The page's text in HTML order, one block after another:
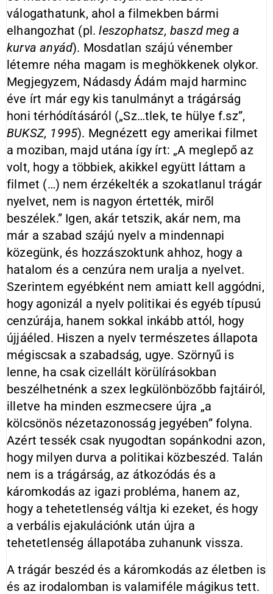
válogathatunk, ahol a filmekben bármi
elhangozhat (pl.leszophatsz, baszd meg a
kurva anyád). Mosdatlan szájú vénember
létemre néha magam is meghökkenek olykor.
Megjegyzem, Nádasdy Ádám majd harminc
éve írt már egy kis tanulmányt a trágárság
honi térhódításáról („Sz…tlek, te hülye f.sz”,
BUKSZ, 1995). Megnézett egy amerikai filmet
a moziban, majd utána így írt: „A meglepő az
volt, hogy a többiek, akikkel együtt láttam a
filmet (…) nem érzékelték a szokatlanul trágár
nyelvet, nem is nagyon értették, miről
beszélek.” Igen, akár tetszik, akár nem, ma
már a szabad szájú nyelv a mindennapi
közegünk, és hozzászoktunk ahhoz, hogy a
hatalom és a cenzúra nem uralja a nyelvet.
Szerintem egyébként nem amiatt kell aggódni,
hogy agonizál a nyelv politikai és egyéb típusú
cenzúrája, hanem sokkal inkább attól, hogy
újjá­éled. Hiszen a nyelv természetes állapota
mégiscsak a szabadság, ugye. Szörnyű is
lenne, ha csak cizellált körülírásokban
beszélhetnénk a szex legkülönbözőbb fajtáiról,
illetve ha minden eszmecsere újra „a
kölcsönös nézetazonosság jegyében” folyna.
Azért tessék csak nyugodtan sopánkodni azon,
hogy milyen durva a politikai közbeszéd. Talán
nem is a trágárság, az átkozódás és a
káromkodás az igazi probléma, hanem az,
hogy a tehetetlenség váltja ki ezeket, és hogy
a verbális ejakulációnk után újra a
tehetetlenség állapotába zuhanunk vissza.
A trágár beszéd és a káromkodás az életben is
és az irodalomban is valamiféle mágikus tett.